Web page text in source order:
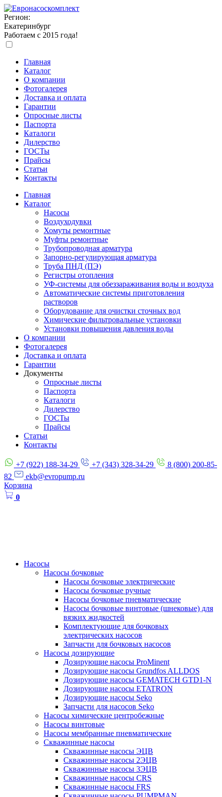
Регион:
Екатеринбург
Работаем с 2015 года!
Главная
Каталог
О компании
Фотогалерея
Доставка и оплата
Гарантии
Опросные листы
Паспорта
Каталоги
Дилерство
ГОСТы
Прайсы
Статьи
Контакты
Главная
Каталог
Насосы
Воздуходувки
Хомуты ремонтные
Муфты ремонтные
Трубопроводная арматура
Запорно-регулирующая арматура
Труба ПНД (ПЭ)
Регистры отопления
УФ-системы для обеззараживания воды и воздуха
Автоматические системы приготовления
растворов
Оборудование для очистки сточных вод
Химические фильтровальные установки
Установки повышения давления воды
О компании
Фотогалерея
Доставка и оплата
Гарантии
Документы
Опросные листы
Паспорта
Каталоги
Дилерство
ГОСТы
Прайсы
Статьи
Контакты
+7 (922) 188-34-29 +7 (343) 328-34-29
8 (800) 200-85-
82
ekb@evropump.ru
Корзина
0
Насосы
Насосы бочковые
Насосы бочковые электрические
Насосы бочковые ручные
Насосы бочковые пневматические
Насосы бочковые винтовые (шнековые) для
вязких жидкостей
Комплектующие для бочковых
электрических насосов
Запчасти для бочковых насосов
Насосы дозирующие
Дозирующие насосы ProMinent
Дозирующие насосы Grundfos ALLDOS
Дозирующие насосы GEMATECH GTD1-N
Дозирующие насосы ETATRON
Дозирующие насосы Seko
Запчасти для насосов Seko
Насосы химические центробежные
Насосы винтовые
Насосы мембранные пневматические
Скважинные насосы
Скважинные насосы ЭЦВ
Скважинные насосы 2ЭЦВ
Скважинные насосы 3ЭЦВ
Скважинные насосы CRS
Скважинные насосы FRS